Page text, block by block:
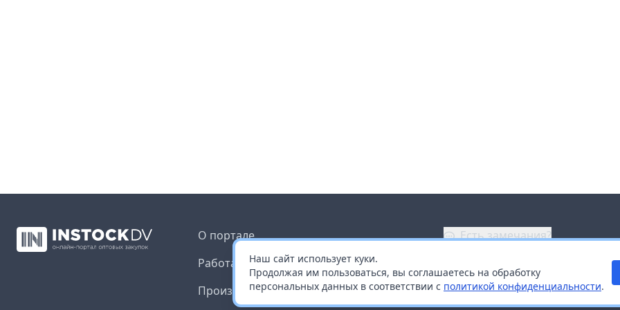
Наш сайт использует куки.
Продолжая им пользоваться, вы соглашаетесь на обработку
персональных данных в соответствии с политикой конфиденциальности.
О портале
Работа с платформой
Производителям и дистрибьюторам
Есть замечания?
Заказать звонок